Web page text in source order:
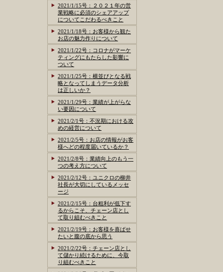
2021/1/15号：２０２１年の営
業戦略に必須のシェアアップ
についてこだわるべきこと
2021/1/18号：お客様から観た
お店の魅力作りについて
2021/1/22号：コロナがマーケ
ティングにもたらした影響に
ついて
2021/1/25号：横並びとなる戦
略となってしまうデータ分析
は正しいか？
2021/1/29号：業績が上がらな
い要因について
2021/2/1号：不況期における攻
めの経営について
2021/2/5号：お店の情報がお客
様へどの程度届いているか？
2021/2/8号：業績向上のもう一
つの考え方について
2021/2/12号：ユニクロの柳井
社長が大切にしているメッセ
ージ
2021/2/15号：台粗利が低下す
るからこそ、チェーン店とし
て取り組むべきこと
2021/2/19号：お客様を喜ばせ
たいと腹の底から思う
2021/2/22号：チェーン店とし
て儲かり続けるために、今取
り組むべきこと